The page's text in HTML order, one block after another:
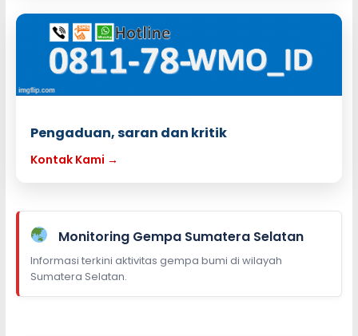
Pengaduan, saran dan kritik
Kontak Kami →
Monitoring Gempa Sumatera Selatan
Informasi terkini aktivitas gempa bumi di wilayah
Sumatera Selatan.